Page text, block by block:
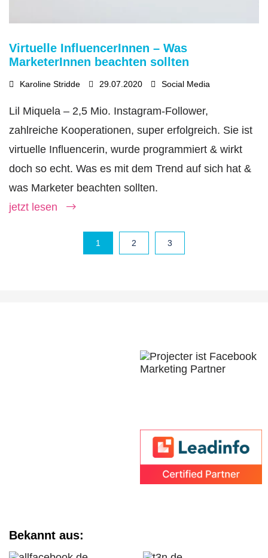
Virtuelle InfluencerInnen – Was
MarketerInnen beachten sollten
Karoline Stridde 29.07.2020 Social Media
Lil Miquela – 2,5 Mio. Instagram-Follower,
zahlreiche Kooperationen, super erfolgreich. Sie ist
virtuelle Influencerin, wurde programmiert & wirkt
doch so echt. Was es mit dem Trend auf sich hat &
was Marketer beachten sollten.
jetzt lesen
1 2 3
Bekannt aus: